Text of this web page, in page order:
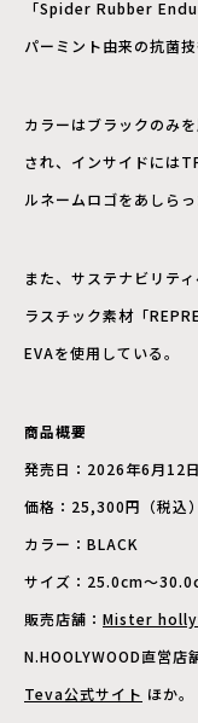
「Spider Rubber
パーミント由来の抗菌
カラーはブラックのみ
され、インサイドには
ルネームロゴをあしら
また、サステナビリテ
ラスチック素材「
EVAを使用している。
商品概要
発売日：2026年6月12日
価格：25,300円（税込）
カラー：BLACK
サイズ：25.0cm～
販売店舗： Mister
N.HOOLYWOOD直営店
Teva公式サイト ほか。